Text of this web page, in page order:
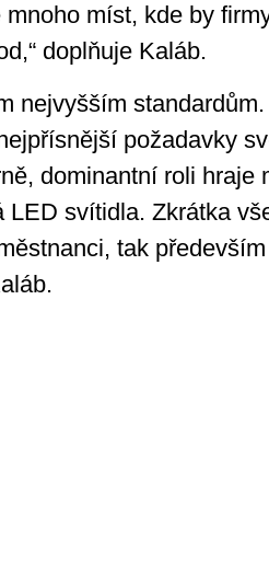
míst, kde by
doplňuje Kaláb.
nejvyšším
požadavky
dominantní roli hraje
LED svítidla. Zkrátka
tak